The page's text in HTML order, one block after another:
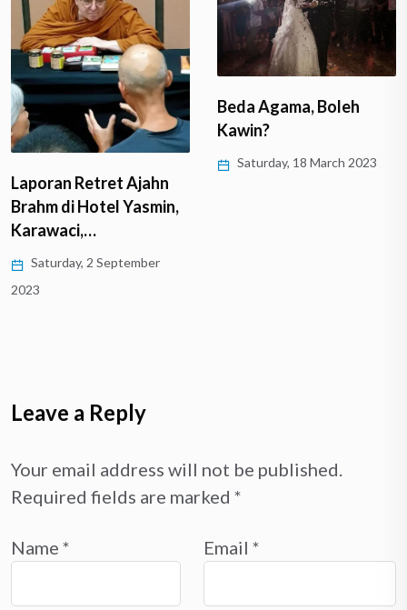
Laporan Retret Ajahn
Brahm di Hotel Yasmin,
Karawaci,…
Saturday, 2 September
2023
Beda Agama, Boleh
Kawin?
Saturday, 18 March 2023
Leave a Reply
Your email address will not be published.
Required fields are marked *
Name * Email *